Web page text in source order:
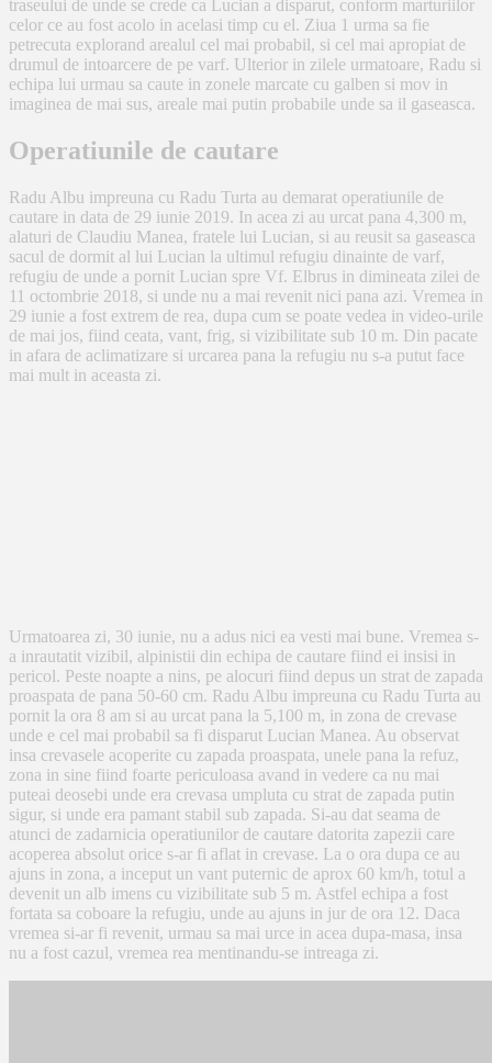
traseului de unde se crede ca Lucian a disparut, conform marturiilor
celor ce au fost acolo in acelasi timp cu el. Ziua 1 urma sa fie
petrecuta explorand arealul cel mai probabil, si cel mai apropiat de
drumul de intoarcere de pe varf. Ulterior in zilele urmatoare, Radu si
echipa lui urmau sa caute in zonele marcate cu galben si mov in
imaginea de mai sus, areale mai putin probabile unde sa il gaseasca.
Operatiunile de cautare
Radu Albu impreuna cu Radu Turta au demarat operatiunile de
cautare in data de 29 iunie 2019. In acea zi au urcat pana 4,300 m,
alaturi de Claudiu Manea, fratele lui Lucian, si au reusit sa gaseasca
sacul de dormit al lui Lucian la ultimul refugiu dinainte de varf,
refugiu de unde a pornit Lucian spre Vf. Elbrus in dimineata zilei de
11 octombrie 2018, si unde nu a mai revenit nici pana azi. Vremea in
29 iunie a fost extrem de rea, dupa cum se poate vedea in video-urile
de mai jos, fiind ceata, vant, frig, si vizibilitate sub 10 m. Din pacate
in afara de aclimatizare si urcarea pana la refugiu nu s-a putut face
mai mult in aceasta zi.
Urmatoarea zi, 30 iunie, nu a adus nici ea vesti mai bune. Vremea s-
a inrautatit vizibil, alpinistii din echipa de cautare fiind ei insisi in
pericol. Peste noapte a nins, pe alocuri fiind depus un strat de zapada
proaspata de pana 50-60 cm. Radu Albu impreuna cu Radu Turta au
pornit la ora 8 am si au urcat pana la 5,100 m, in zona de crevase
unde e cel mai probabil sa fi disparut Lucian Manea. Au observat
insa crevasele acoperite cu zapada proaspata, unele pana la refuz,
zona in sine fiind foarte periculoasa avand in vedere ca nu mai
puteai deosebi unde era crevasa umpluta cu strat de zapada putin
sigur, si unde era pamant stabil sub zapada. Si-au dat seama de
atunci de zadarnicia operatiunilor de cautare datorita zapezii care
acoperea absolut orice s-ar fi aflat in crevase. La o ora dupa ce au
ajuns in zona, a inceput un vant puternic de aprox 60 km/h, totul a
devenit un alb imens cu vizibilitate sub 5 m. Astfel echipa a fost
fortata sa coboare la refugiu, unde au ajuns in jur de ora 12. Daca
vremea si-ar fi revenit, urmau sa mai urce in acea dupa-masa, insa
nu a fost cazul, vremea rea mentinandu-se intreaga zi.